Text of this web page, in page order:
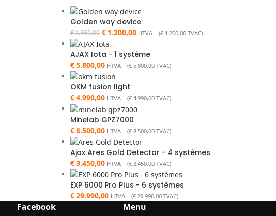
Golden way device
€1.550,00 €1.200,00 HTVA (€1.200,00TVAC)
AJAX Iota - 1 système
€5.800,00 HTVA (€5.800,00TVAC)
OKM fusion light
€4.990,00 HTVA (€4.990,00TVAC)
Minelab GPZ7000
€8.500,00 HTVA (€8.500,00TVAC)
Ajax Ares Gold Detector - 4 systèmes
€3.450,00 HTVA (€3.450,00TVAC)
EXP 6000 Pro Plus - 6 systèmes
€29.990,00 HTVA (€29.990,00TVAC)
Facebook Menu